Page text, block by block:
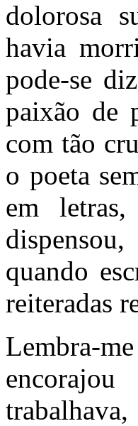
dolorosa
havia
pode-se
paixão de
com tão
o poeta
em
quando
reiteradas
Lembra-